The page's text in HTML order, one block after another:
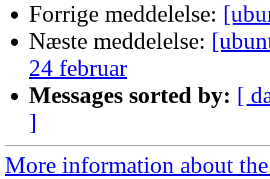
Forrige meddelelse:
Næste meddelelse:
24 februar
Messages sorted by: [
]
More information about